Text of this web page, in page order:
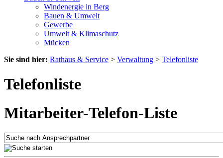
Windenergie in Berg
Bauen & Umwelt
Gewerbe
Umwelt & Klimaschutz
Mücken
Sie sind hier: Rathaus & Service > Verwaltung > Telefonliste
Telefonliste
Mitarbeiter-Telefon-Liste